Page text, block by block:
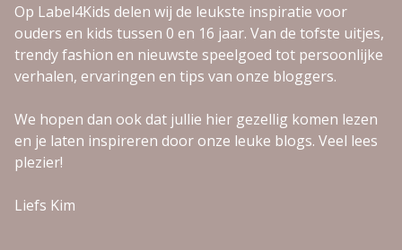
Op Label4Kids delen wij de leukste inspiratie voor
ouders en kids tussen 0 en 16 jaar. Van de tofste uitjes,
trendy fashion en nieuwste speelgoed tot persoonlijke
verhalen, ervaringen en tips van onze bloggers.
We hopen dan ook dat jullie hier gezellig komen lezen
en je laten inspireren door onze leuke blogs. Veel lees
plezier!
Liefs Kim